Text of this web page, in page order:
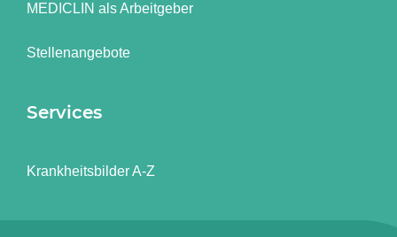
MEDICLIN als Arbeitgeber
Stellenangebote
Services
Krankheitsbilder A-Z